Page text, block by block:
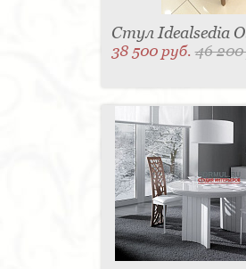
Стул Idealsedia
38 500 руб.46 200